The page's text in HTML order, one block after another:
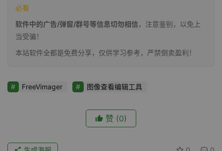
必看
软件中的广告/弹窗/群号等信息切勿相信，注意鉴别，以免上
当受骗！
本站软件全都是免费分享，仅供学习参考，严禁倒卖盈利！
FreeVimager 图像查看编辑工具
赞 (0)